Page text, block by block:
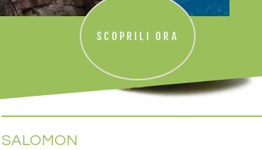
SALOMON
SCOPRILI ORA